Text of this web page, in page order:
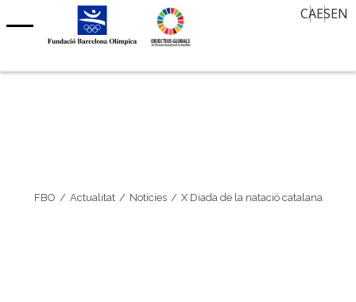
CAESEN
Oferta de treball
Aula d’Història
30 mirades, 30 anys després
Memòria Oral
Notícies
Contacte
FBO Actualitat Notícies X Diada de la natació catalana